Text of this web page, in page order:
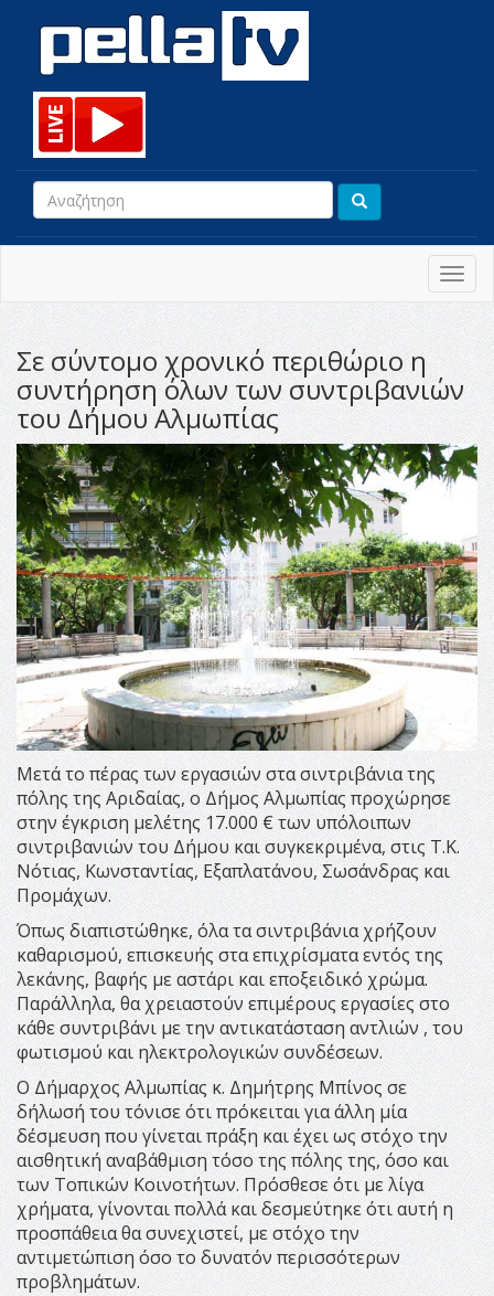
Σε σύντομο χρονικό περιθώριο η
συντήρηση όλων των συντριβανιών
του Δήμου Αλμωπίας
Μετά το πέρας των εργασιών στα σιντριβάνια της
πόλης της Αριδαίας, ο Δήμος Αλμωπίας προχώρησε
στην έγκριση μελέτης 17.000 € των υπόλοιπων
σιντριβανιών του Δήμου και συγκεκριμένα, στις Τ.Κ.
Νότιας, Κωνσταντίας, Εξαπλατάνου, Σωσάνδρας και
Προμάχων.
Όπως διαπιστώθηκε, όλα τα σιντριβάνια χρήζουν
καθαρισμού, επισκευής στα επιχρίσματα εντός της
λεκάνης, βαφής με αστάρι και εποξειδικό χρώμα.
Παράλληλα, θα χρειαστούν επιμέρους εργασίες στο
κάθε συντριβάνι με την αντικατάσταση αντλιών , του
φωτισμού και ηλεκτρολογικών συνδέσεων.
Ο Δήμαρχος Αλμωπίας κ. Δημήτρης Μπίνος σε
δήλωσή του τόνισε ότι πρόκειται για άλλη μία
δέσμευση που γίνεται πράξη και έχει ως στόχο την
αισθητική αναβάθμιση τόσο της πόλης της, όσο και
των Τοπικών Κοινοτήτων. Πρόσθεσε ότι με λίγα
χρήματα, γίνονται πολλά και δεσμεύτηκε ότι αυτή η
προσπάθεια θα συνεχιστεί, με στόχο την
αντιμετώπιση όσο το δυνατόν περισσότερων
προβλημάτων.